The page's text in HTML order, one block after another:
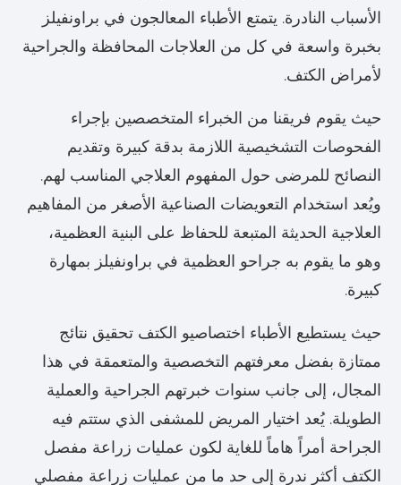
الأسباب النادرة. يتمتع الأطباء المعالجون في براونفيلز
بخبرة واسعة في كل من العلاجات المحافظة والجراحية
لأمراض الكتف.
حيث يقوم فريقنا من الخبراء المتخصصين بإجراء
الفحوصات التشخيصية اللازمة بدقة كبيرة وتقديم
النصائح للمرضى حول المفهوم العلاجي المناسب لهم.
ويُعد استخدام التعويضات الصناعية الأصغر من المفاهيم
العلاجية الحديثة المتبعة للحفاظ على البنية العظمية،
وهو ما يقوم به جراحو العظمية في براونفيلز بمهارة
كبيرة.
حيث يستطيع الأطباء اختصاصيو الكتف تحقيق نتائج
ممتازة بفضل معرفتهم التخصصية والمتعمقة في هذا
المجال، إلى جانب سنوات خبرتهم الجراحية والعملية
الطويلة. يُعد اختيار المريض للمشفى الذي ستتم فيه
الجراحة أمراً هاماً للغاية لكون عمليات زراعة مفصل
الكتف أكثر ندرة إلى حد ما من عمليات زراعة مفصلي